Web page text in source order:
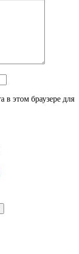
в этом браузере для